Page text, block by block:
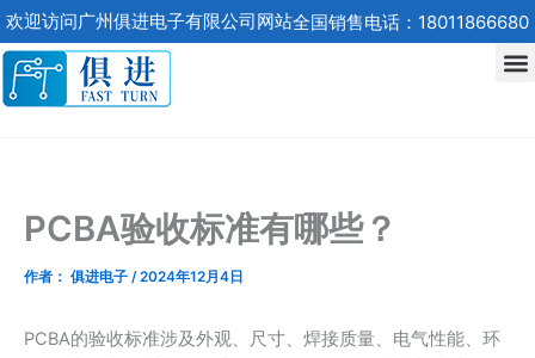
跳
至
内
容
欢迎访问广州俱进电子有限公司网站全国销售电话：18011866680
PCBA验收标准有哪些？
作者： 俱进电子 /2024年12月4日
PCBA的验收标准涉及外观、尺寸、焊接质量、电气性能、环